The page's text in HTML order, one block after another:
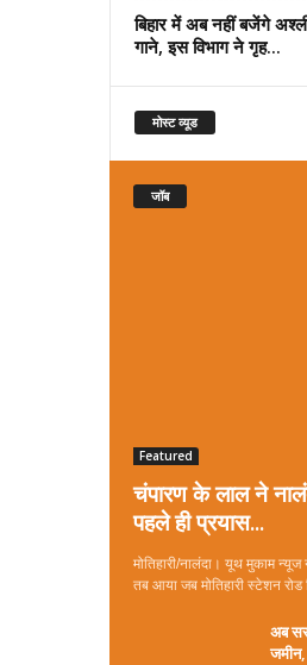
बिहार में अब नहीं बजेंगे
गाने, इस विभाग ने गृह...
मोस्ट व्यूड
जॉब
Featured
चंपारण के लाल ने
पहले ही प्रयास...
मोतिहारी/नालंदा। यूथ मुकाम न्यूज
तब आया जब मोतिहारी स्टेशन रोड
अब